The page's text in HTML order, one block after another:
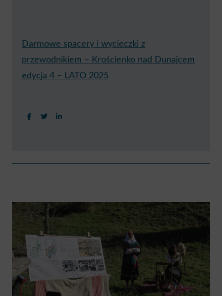
Darmowe spacery i wycieczki z
przewodnikiem – Krościenko nad Dunajcem
edycja 4 – LATO 2025